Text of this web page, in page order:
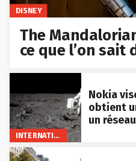
DISNEY
The
ce que l’on sait
INTERNATIONAL
Nokia
obtient
un